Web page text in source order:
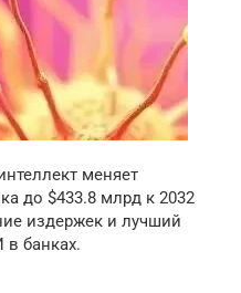
меняет
до $433.8 млрд к 2032
издержек и лучший
банках.